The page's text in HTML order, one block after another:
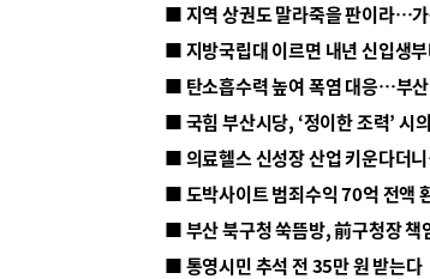
■ 지방국립대 이르면 내년 신입생
■ 탄소흡수력 높여 폭염 대응…부
■ 의료헬스 신성장 산업 키운다더
■ 도박사이트 범죄수익 70억 전액
■ 부산 북구청 쑥뜸방, 前구청장 책
■ 통영시민 추석 전 35만 원 받는다